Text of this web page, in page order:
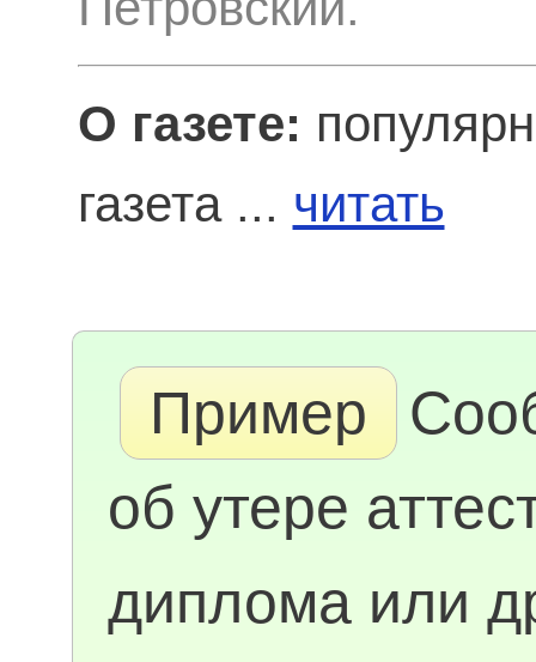
О газете:
газета ... читать
Пример
об утере
диплома или